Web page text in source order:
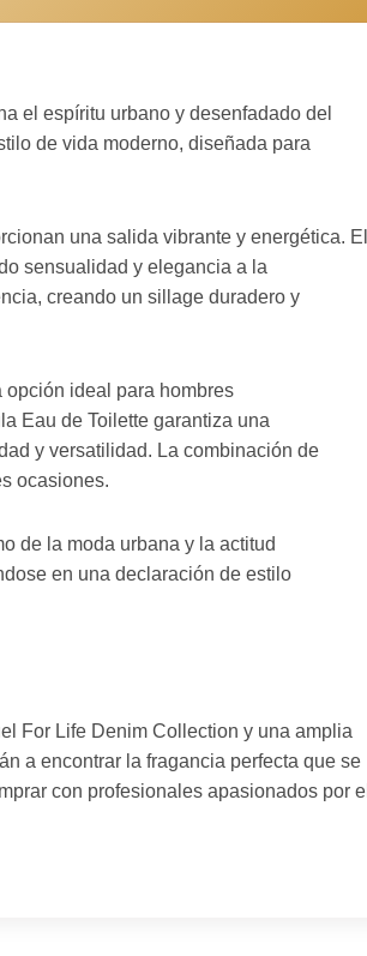
el espíritu urbano y desenfadado del
de vida moderno, diseñada para
una salida vibrante y energética. El
sensualidad y elegancia a la
creando un sillage duradero y
opción ideal para hombres
Eau de Toilette garantiza una
y versatilidad. La combinación de
ocasiones.
de la moda urbana y la actitud
en una declaración de estilo
For Life Denim Collection y una amplia
a encontrar la fragancia perfecta que se
con profesionales apasionados por el